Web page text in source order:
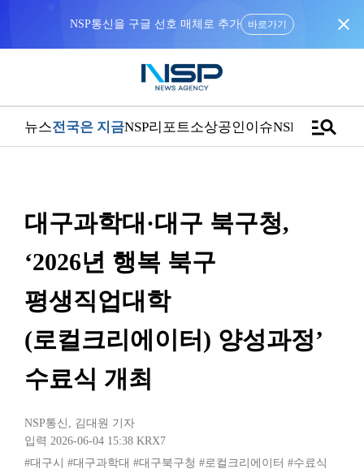
NSP통신을 구글 선호 매체로 추가 바로가기 close
뉴스전국은 지금NSP리포트소상공인이슈NSPTVmanage_search
대구과학대·대구 북구청,
‘2026년 행복 북구
평생직업대학
(로컬크리에이터) 양성과정’
수료식 개최
NSP통신 , 김대원 기자
입력 2026-06-04 15:38 KRX7
#대구시
#대구과학대 #대구북구청 #로컬크리에이터 #수료식